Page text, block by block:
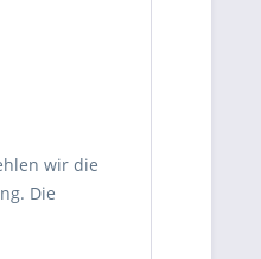
wir die
Die